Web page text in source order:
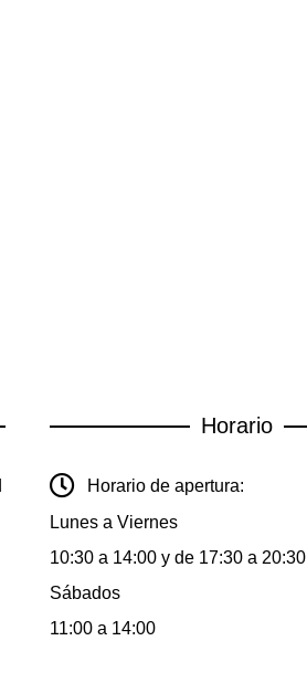
Horario
Horario de apertura:
Lunes a Viernes
10:30 a 14:00 y de 17:30 a 20:30
Sábados
11:00 a 14:00